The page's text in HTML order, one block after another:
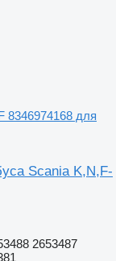
8346974168 для
Scania K,N,F-
2653487